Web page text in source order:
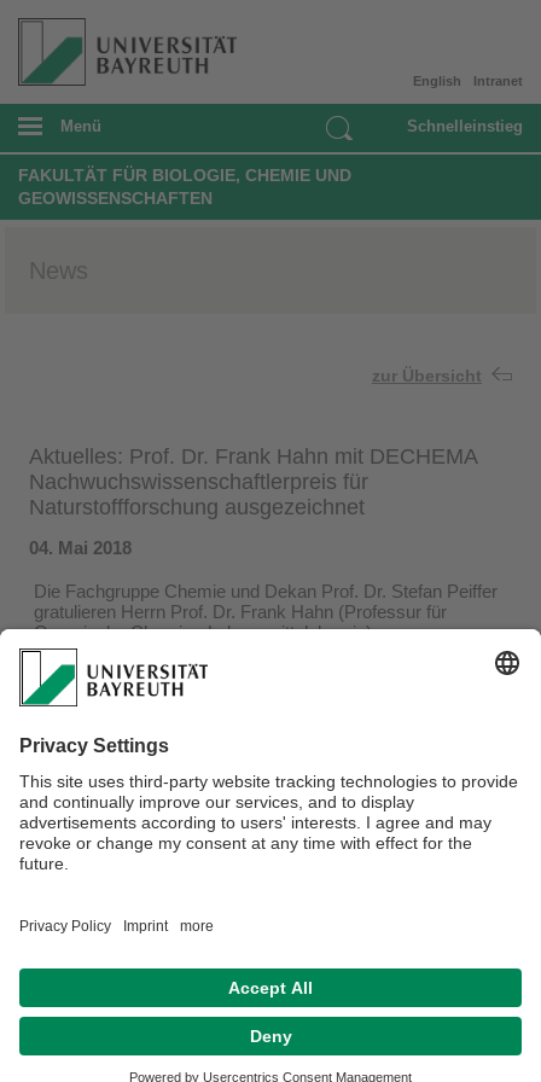
Intranet
English
Menü Schnelleinstieg
FAKULTÄT FÜR BIOLOGIE, CHEMIE UND
GEOWISSENSCHAFTEN
News
zur Übersicht
Aktuelles: Prof. Dr. Frank Hahn mit DECHEMA
Nachwuchswissenschaftlerpreis für
Naturstoffforschung ausgezeichnet
04. Mai 2018
Die Fachgruppe Chemie und Dekan Prof. Dr. Stefan Peiffer
gratulieren Herrn Prof. Dr. Frank Hahn (Professur für
Organische Chemie - Lebensmittelchemie) zur
Auszeichnung mit dem
Nachwuchswissenschaftlerpreis für
Naturstoffforschung der DECHEMA
chemoenzymatischen Synthese von Polyketiden und zur
präparativen Maßstab
Die Auszeichnung geht an herausragende junge
Wissenschaftler, die mit richtungweisenden Arbeiten auf den
verschiedenen Arbeitsfeldern der Naturstoffforschung
hervorgetreten sind, insbesondere auf Grenzgebieten
zwischen Chemie und Biologie, und wurde im Februar 2018
Impressum
Kontakt
Barrierefreiheitserklärung